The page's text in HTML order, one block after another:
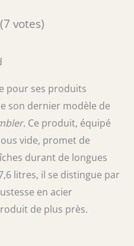
votes)
pour ses produits
son dernier modèle de
. Ce produit, équipé
vide, promet de
durant de longues
litres, il se distingue par
en acier
de plus près.